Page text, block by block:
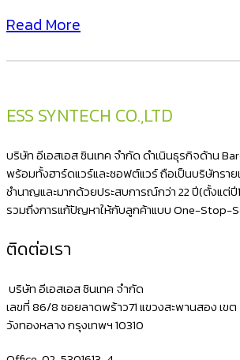
Read More
ESS SYNTECH CO.,LTD
บริษัท อีเอสเอส ซินเทค จำกัด ดำเนินธุรกิจด้าน
พร้อมทั้งฮาร์ดแวร์และซอฟต์แวร์ ถือเป็นบริษัทราย
ชำนาญและมากด้วยประสบการณ์กว่า 22 ปี(ตั้งแต่
รวมถึงการแก้ปัญหาให้กับลูกค้าแบบ One-Stop-
ติดต่อเรา
บริษัท อีเอสเอส ซินเทค จำกัด
เลขที่ 86/8 ซอยลาดพร้าว71 แขวงสะพานสอง เขต
วังทองหลาง กรุงเทพฯ 10310